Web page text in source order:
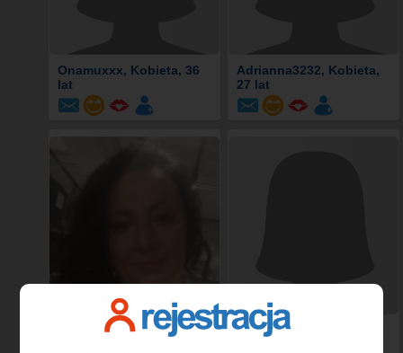
Onamuxxx, Kobieta, 36
lat
Adrianna3232, Kobieta,
27 lat
Monia7Monia1, Kobieta,
Lux2024, Kobieta, 39 lat